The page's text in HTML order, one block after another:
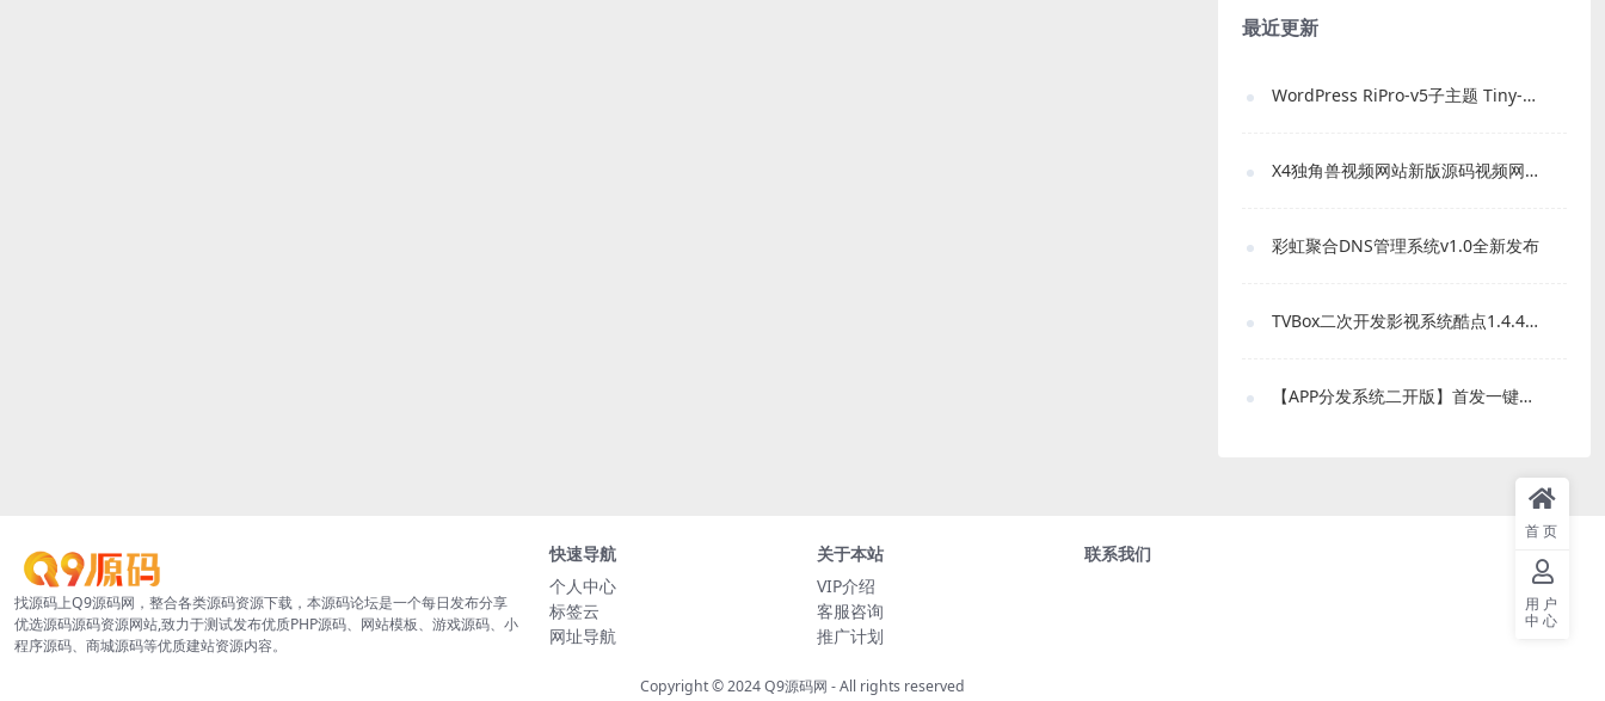
最近更新
WordPress RiPro-v5子主题 Tiny-RiPro 免费下载｜高转化资源站必备
X4独角兽视频网站新版源码视频网站系统源码
彩虹聚合DNS管理系统v1.0全新发布
TVBox二次开发影视系统酷点1.4.4反编译版本
【APP分发系统二开版】首发一键免IOS免签封包分发平台源码 带绿标
找源码上Q9源码网，整合各类源码资源下载，本源码论坛是一个每日发布分享
优选源码源码资源网站,致力于测试发布优质PHP源码、网站模板、游戏源码、小
程序源码、商城源码等优质建站资源内容。
快速导航
个人中心
标签云
网址导航
关于本站
VIP介绍
客服咨询
推广计划
联系我们
Copyright © 2024Q9源码网 - All rights reserved
首页
用户
中心